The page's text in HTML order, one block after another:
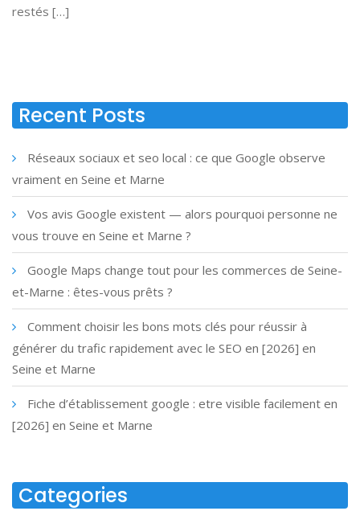
restés […]
Recent Posts
Réseaux sociaux et seo local : ce que Google observe
vraiment en Seine et Marne
Vos avis Google existent — alors pourquoi personne ne
vous trouve en Seine et Marne ?
Google Maps change tout pour les commerces de Seine-
et-Marne : êtes-vous prêts ?
Comment choisir les bons mots clés pour réussir à
générer du trafic rapidement avec le SEO en [2026] en
Seine et Marne
Fiche d’établissement google : etre visible facilement en
[2026] en Seine et Marne
Categories